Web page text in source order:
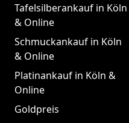
Tafelsilberankauf in Köln
& Online
Schmuckankauf in Köln
& Online
Platinankauf in Köln &
Online
Goldpreis